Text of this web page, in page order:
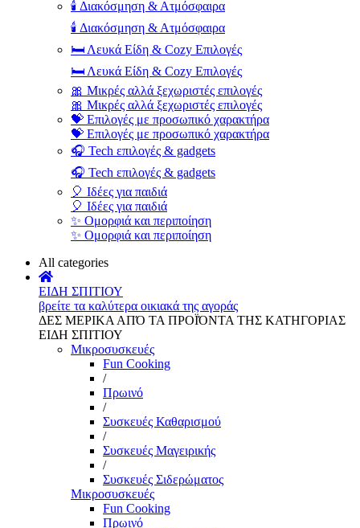
🕯️ Διακόσμηση & Ατμόσφαιρα
🕯️ Διακόσμηση & Ατμόσφαιρα
🛏️ Λευκά Είδη & Cozy Επιλογές
🛏️ Λευκά Είδη & Cozy Επιλογές
🎀 Μικρές αλλά ξεχωριστές επιλογές
🎀 Μικρές αλλά ξεχωριστές επιλογές
💝 Επιλογές με προσωπικό χαρακτήρα
💝 Επιλογές με προσωπικό χαρακτήρα
🎧 Tech επιλογές & gadgets
🎧 Tech επιλογές & gadgets
🎈 Ιδέες για παιδιά
🎈 Ιδέες για παιδιά
✨ Ομορφιά και περιποίηση
✨ Ομορφιά και περιποίηση
All categories
ΕΙΔΗ ΣΠΙΤΙΟΥ
βρείτε τα καλύτερα οικιακά της αγοράς
ΔΕΣ ΜΕΡΙΚΑ ΑΠΌ ΤΑ ΠΡΟΪΌΝΤΑ ΤΗΣ ΚΑΤΗΓΟΡΙΑΣ
ΕΙΔΗ ΣΠΙΤΙΟΥ
Μικροσυσκευές
Fun Cooking
/
Πρωινό
/
Συσκευές Καθαρισμού
/
Συσκευές Μαγειρικής
/
Συσκευές Σιδερώματος
Μικροσυσκευές
Fun Cooking
Πρωινό